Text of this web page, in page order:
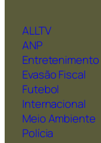
ALLTV
ANP
Entretenimento
Evasão Fiscal
Futebol
Internacional
Meio Ambiente
Polícia